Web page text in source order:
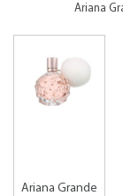
Ariana
Ariana Grande